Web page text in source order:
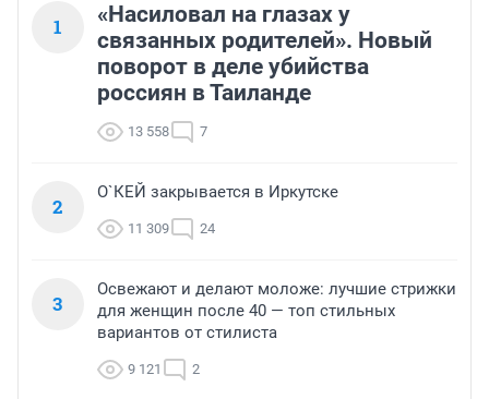
1
«Насиловал на глазах у
связанных родителей». Новый
поворот в деле убийства
россиян в Таиланде
13 558 7
2
О`КЕЙ закрывается в Иркутске
11 309 24
3
Освежают и делают моложе: лучшие стрижки
для женщин после 40 — топ стильных
вариантов от стилиста
9 121 2